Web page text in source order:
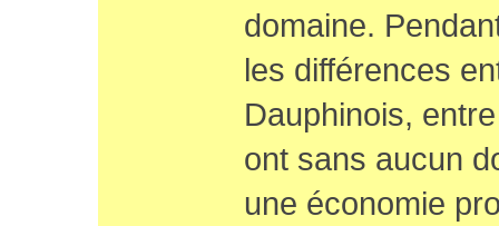
domaine.
les différences
Dauphinois,
ont sans aucun
une économie